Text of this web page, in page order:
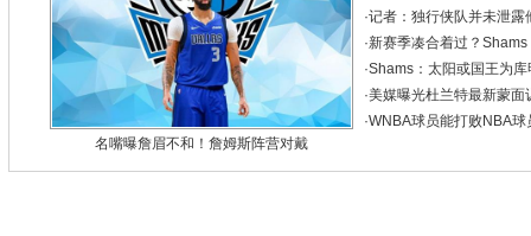
名嘴曝詹眉不和！詹姆斯阵营对戴
·记者：独行侠队并未泄露
·新赛季凑合着过？
·Shams：太阳或国王为
·美媒曝光杜兰特最新蒙面
·WNBA球员能打败NBA